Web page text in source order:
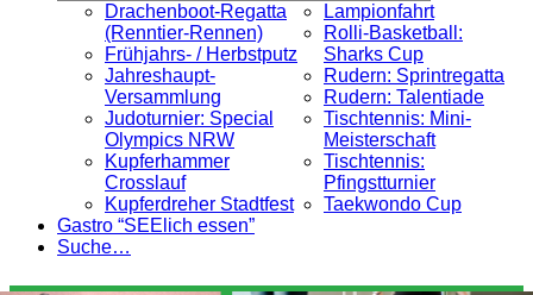
Drachenboot-Regatta
(Renntier-Rennen)
Frühjahrs- / Herbstputz
Jahreshaupt-
Versammlung
Judoturnier: Special
Olympics NRW
Kupferhammer
Crosslauf
Kupferdreher Stadtfest
Lampionfahrt
Rolli-Basketball:
Sharks Cup
Rudern: Sprintregatta
Rudern: Talentiade
Tischtennis: Mini-
Meisterschaft
Tischtennis:
Pfingstturnier
Taekwondo Cup
Gastro “SEElich essen”
Suche…